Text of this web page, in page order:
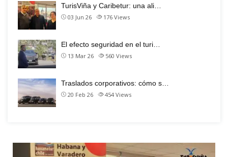
TurisViña y Caribetur: una ali…
03 Jun 26 176 Views
El efecto seguridad en el turi…
13 Mar 26 560 Views
Traslados corporativos: cómo s…
20 Feb 26 454 Views